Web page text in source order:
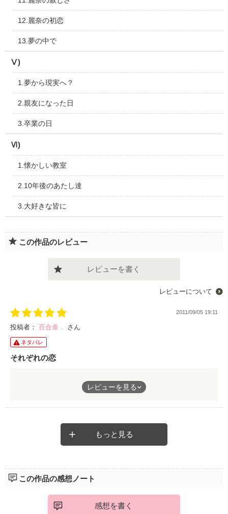
12.麗奈の初恋
13.夢の中で
Ⅴ)
1.夢から現実へ？
2.親友になった日
3.卒業の日
Ⅵ)
1.懐かしい教室
2.10年後のあたし達
3.大好きな皆に
この作品のレビュー
レビューを書く
レビューについて
2011/09/05 19:11
投稿者： 百合奈． さん
ネタバレ
それぞれの恋
レビューを見る
もっと見る
この作品の感想ノート
感想を書く